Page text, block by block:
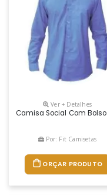
Ver + Detalhes
Camisa Social Com Bolso
Por: Fit Camisetas
ORÇAR PRODUTO